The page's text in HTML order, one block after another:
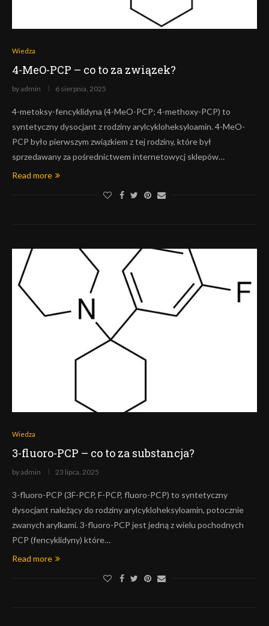
Wiedza
4-MeO-PCP – co to za związek?
byadmin 6 sierpnia, 2025
4-metoksy-fencyklidyna (4-MeO-PCP; 4-methoxy-PCP) to
syntetyczny dysocjant z rodziny arylcykloheksyloamin. 4-MeO-
PCP było pierwszym związkiem z tej rodziny, które był
sprzedawany za pośrednictwem internetowycj sklepów…
Read more
Wiedza
3-fluoro-PCP – co to za substancja?
byadmin 23 lipca, 2025
3-fluoro-PCP (3F-PCP, F-PCP, fluoro-PCP) to syntetyczny
dysocjant należący do rodziny arylcykloheksyloamin, potocznie
zwanych arylkami. 3-fluoro-PCP jest jedną z wielu pochodnych
PCP (fencyklidyny) które…
Read more